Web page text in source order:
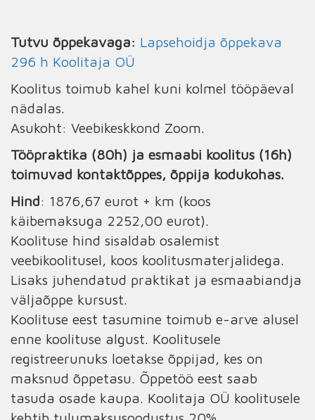
Tutvu õppekavaga: Lapsehoidja õppekava
296 h Koolitaja OÜ
Koolitus toimub kahel kuni kolmel tööpäeval
nädalas.
Asukoht: Veebikeskkond Zoom.
Tööpraktika (80h) ja esmaabi koolitus (16h)
toimuvad kontaktõppes, õppija kodukohas.
Hind: 1876,67 eurot + km (koos
käibemaksuga 2252,00 eurot).
Koolituse hind sisaldab osalemist
veebikoolitusel, koos koolitusmaterjalidega.
Lisaks juhendatud praktikat ja esmaabiandja
väljaõppe kursust.
Koolituse eest tasumine toimub e-arve alusel
enne koolituse algust. Koolitusele
registreerunuks loetakse õppijad, kes on
maksnud õppetasu. Õppetöö eest saab
tasuda osade kaupa. Koolitaja OÜ koolitusele